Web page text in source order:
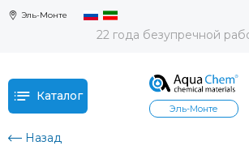
Эль-Монте
22 года безупречной
Каталог
Эль-Монте
Назад